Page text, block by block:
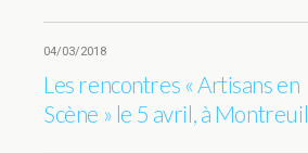
04/03/2018
Les rencontres « Artisans en
Scène » le 5 avril, à Montreuil